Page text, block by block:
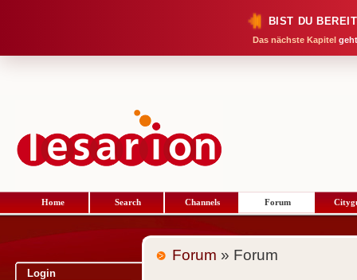
BIST DU
Das nächste Kapitel
Home Search Channels Forum
Login
Forum » Forum